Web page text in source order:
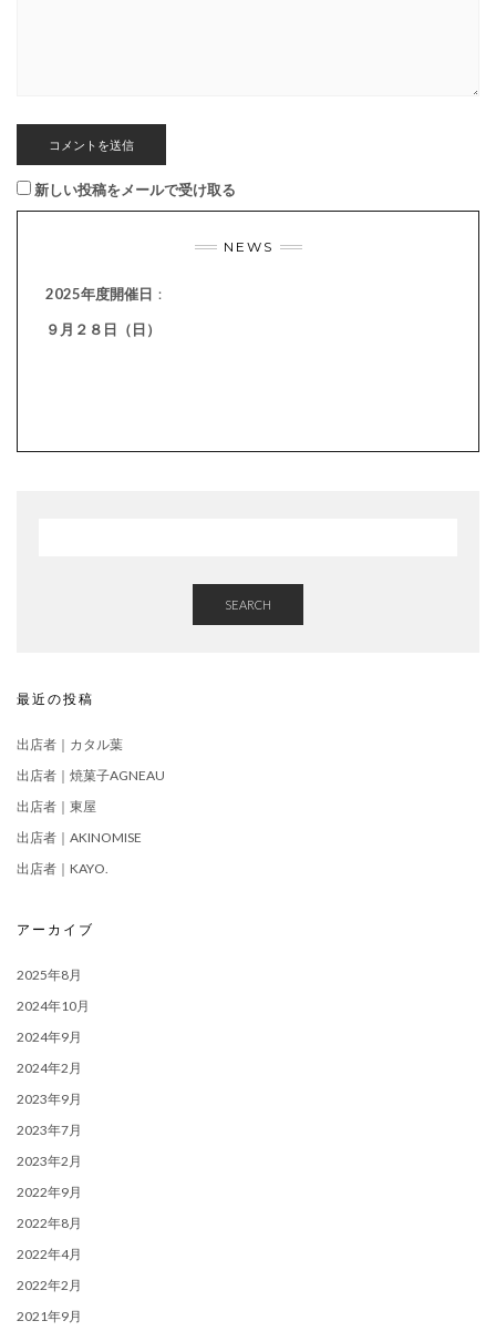
新しい投稿をメールで受け取る
NEWS
2025年度開催日 ：
９月２８日（日）
SEARCH
最近の投稿
出店者｜カタル葉
出店者｜焼菓子AGNEAU
出店者｜東屋
出店者｜AKINOMISE
出店者｜KAYO.
アーカイブ
2025年8月
2024年10月
2024年9月
2024年2月
2023年9月
2023年7月
2023年2月
2022年9月
2022年8月
2022年4月
2022年2月
2021年9月